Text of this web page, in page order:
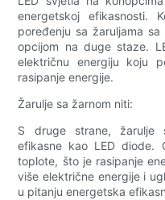
energetskoj efikasnosti.
poređenju sa žaruljama
opcijom na duge staze.
električnu energiju koju
rasipanje energije.
Žarulje sa žarnom niti:
S druge strane, žarulje
efikasne kao LED diode.
toplote, što je rasipanje
više električne energije i
u pitanju energetska